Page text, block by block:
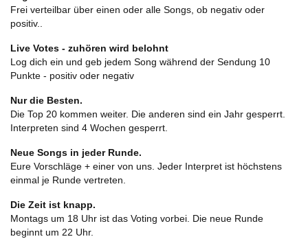
Frei verteilbar über einen oder alle Songs, ob negativ oder
positiv..
Live Votes - zuhören wird belohnt
Log dich ein und geb jedem Song während der Sendung 10
Punkte - positiv oder negativ
Nur die Besten.
Die Top 20 kommen weiter. Die anderen sind ein Jahr gesperrt.
Interpreten sind 4 Wochen gesperrt.
Neue Songs in jeder Runde.
Eure Vorschläge + einer von uns. Jeder Interpret ist höchstens
einmal je Runde vertreten.
Die Zeit ist knapp.
Montags um 18 Uhr ist das Voting vorbei. Die neue Runde
beginnt um 22 Uhr.